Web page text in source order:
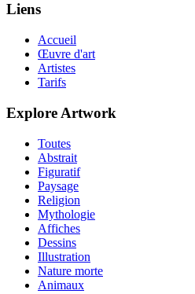
Liens
Accueil
Œuvre d'art
Artistes
Tarifs
Explore Artwork
Toutes
Abstrait
Figuratif
Paysage
Religion
Mythologie
Affiches
Dessins
Illustration
Nature morte
Animaux